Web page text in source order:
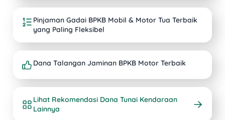
Pinjaman Gadai BPKB Mobil & Motor Tua Terbaik
yang Paling Fleksibel
Dana Talangan Jaminan BPKB Motor Terbaik
Lihat Rekomendasi Dana Tunai Kendaraan
Lainnya